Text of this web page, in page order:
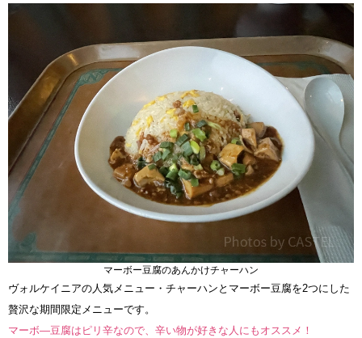
マーボー豆腐のあんかけチャーハン
ヴォルケイニアの人気メニュー・チャーハンとマーボー豆腐を2つにした
贅沢な期間限定メニューです。
マーボ―豆腐はピリ辛なので、辛い物が好きな人にもオススメ！